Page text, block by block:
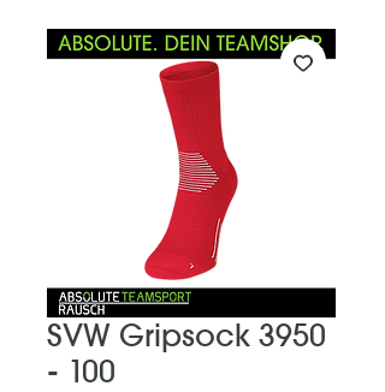
SVW Gripsock 3950
- 100